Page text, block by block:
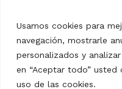
Usamos cookies para
navegación, mostrarle
personalizados y
en “Aceptar todo”
uso de las cookies.